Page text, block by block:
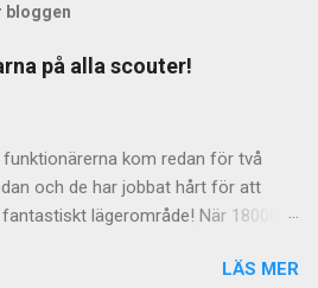
bloggen
på alla scouter!
kom redan för två
och de har jobbat hårt för att
lägerområde! När 18000
några dass utan här behövs det
LÄS MER